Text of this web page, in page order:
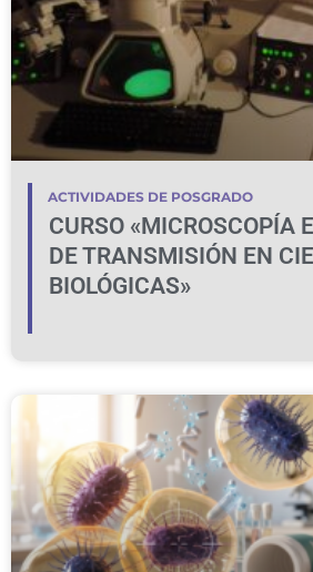
ACTIVIDADES DE POSGRADO
CURSO «MICROSCOPÍA
DE TRANSMISIÓN EN
BIOLÓGICAS»